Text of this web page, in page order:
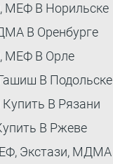
МЕФ В Норильске
В Оренбурге
МЕФ В Орле
В Подольске
В Рязани
В Ржеве
Экстази, МДМА